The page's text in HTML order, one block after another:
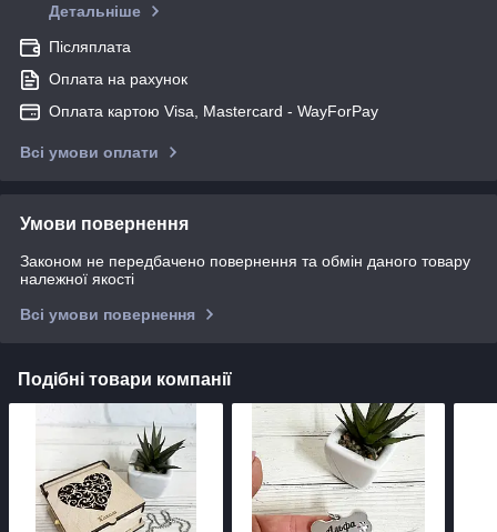
Детальніше
Післяплата
Оплата на рахунок
Оплата картою Visa, Mastercard - WayForPay
Всі умови оплати
Умови повернення
Законом не передбачено повернення та обмін даного товару
належної якості
Всі умови повернення
Подібні товари компанії